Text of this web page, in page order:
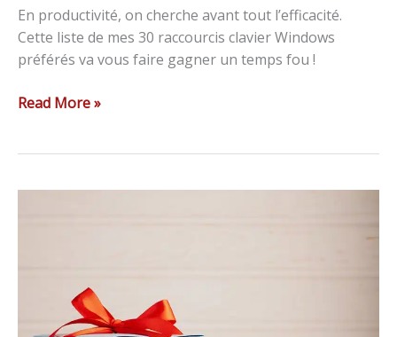
En productivité, on cherche avant tout l’efficacité.
Cette liste de mes 30 raccourcis clavier Windows
préférés va vous faire gagner un temps fou !
Read More »
entrepreneuse